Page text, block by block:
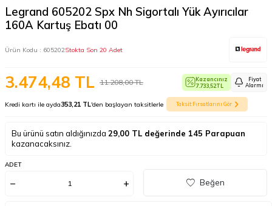
Legrand 605202 Spx Nh Sigortalı Yük Ayırıcılar
160A Kartuş Ebatı 00
Ürün Kodu : 605202Stokta Son 20 Adet
11.208,00TL
3.474,48 TL
Kazancınız
7.733,52TL
Fiyat
Alarmı
Kredi kartı ile ayda353,21 TL'den başlayan taksitlerle Taksit Fırsatlarını Gör
Bu ürünü satın aldığınızda 29,00 TL değerinde 145 Parapuan
kazanacaksınız.
ADET
Beğen